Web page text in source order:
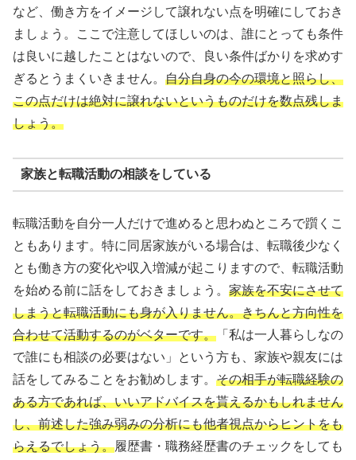
など、働き方をイメージして譲れない点を明確にしておき
ましょう。ここで注意してほしいのは、誰にとっても条件
は良いに越したことはないので、良い条件ばかりを求めす
ぎるとうまくいきません。 自分自身の今の環境と照らし、
この点だけは絶対に譲れないというものだけを数点残しま
しょう。
家族と転職活動の相談をしている
転職活動を自分一人だけで進めると思わぬところで躓くこ
ともあります。特に同居家族がいる場合は、転職後少なく
とも働き方の変化や収入増減が起こりますので、転職活動
を始める前に話をしておきましょう。 家族を不安にさせて
しまうと転職活動にも身が入りません。きちんと方向性を
合わせて活動するのがベターです。 「私は一人暮らしなの
で誰にも相談の必要はない」という方も、家族や親友には
話をしてみることをお勧めします。 その相手が転職経験の
ある方であれば、いいアドバイスを貰えるかもしれません
し、前述した強み弱みの分析にも他者視点からヒントをも
らえるでしょう。履歴書・職務経歴書のチェックをしても